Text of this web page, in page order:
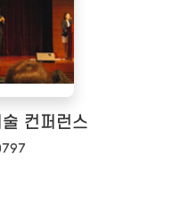
컨퍼런스
수: